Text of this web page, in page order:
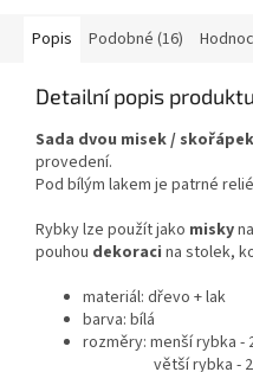
Popis Podobné (16)
Detailní popis produktu
Sada dvou misek / skořápek
provedení.
Pod bílým lakem je patrné
Rybky lze použít jako misky
pouhou dekoraci na stolek,
materiál: dřevo + lak
barva: bílá
rozměry: menší rybka -
větší rybka - 24 x